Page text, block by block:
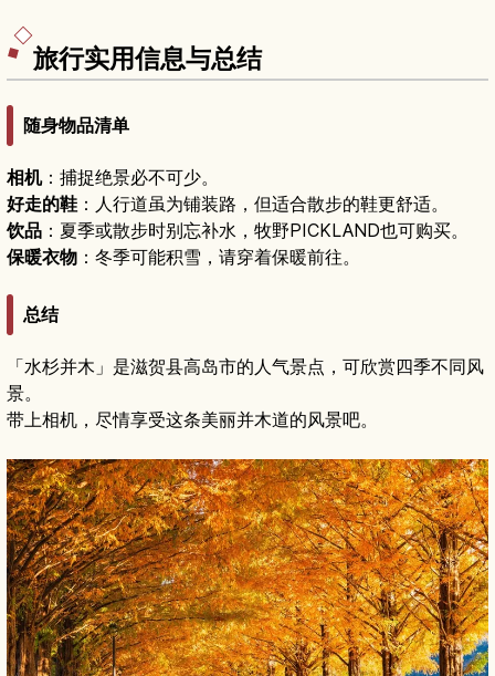
旅行实用信息与总结
随身物品清单
相机：捕捉绝景必不可少。
好走的鞋 ：人行道虽为铺装路，但适合散步的鞋更舒适。
饮品 ：夏季或散步时别忘补水，牧野PICKLAND也可购买。
保暖衣物 ：冬季可能积雪，请穿着保暖前往。
总结
「水杉并木」是滋贺县高岛市的人气景点，可欣赏四季不同风
景。
带上相机，尽情享受这条美丽并木道的风景吧。